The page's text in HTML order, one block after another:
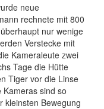
neue
rechnete mit 800
nur wenige
Verstecke mit
Kameraleute zwei
Tage die Hütte
Tiger vor die Linse
sind so
kleinsten Bewegung